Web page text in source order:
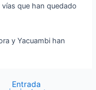
que han quedado
y Yacuambi han
Entrada